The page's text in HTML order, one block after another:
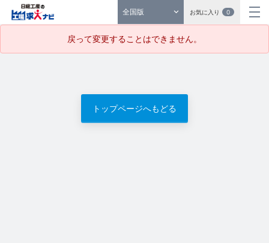
全国版 お気に入り 0
戻って変更することはできません。
トップページへもどる